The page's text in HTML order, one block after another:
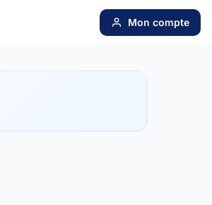
Mon compte